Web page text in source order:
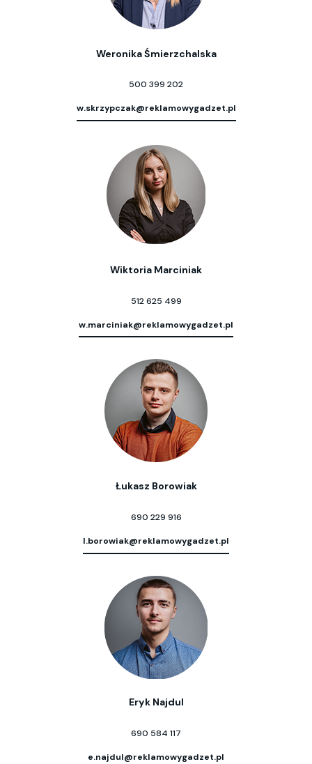
Weronika Śmierzchalska
500 399 202
w.skrzypczak@reklamowygadzet.pl
Wiktoria Marciniak
512 625 499
w.marciniak@reklamowygadzet.pl
Łukasz Borowiak
690 229 916
l.borowiak@reklamowygadzet.pl
Eryk Najdul
690 584 117
e.najdul@reklamowygadzet.pl